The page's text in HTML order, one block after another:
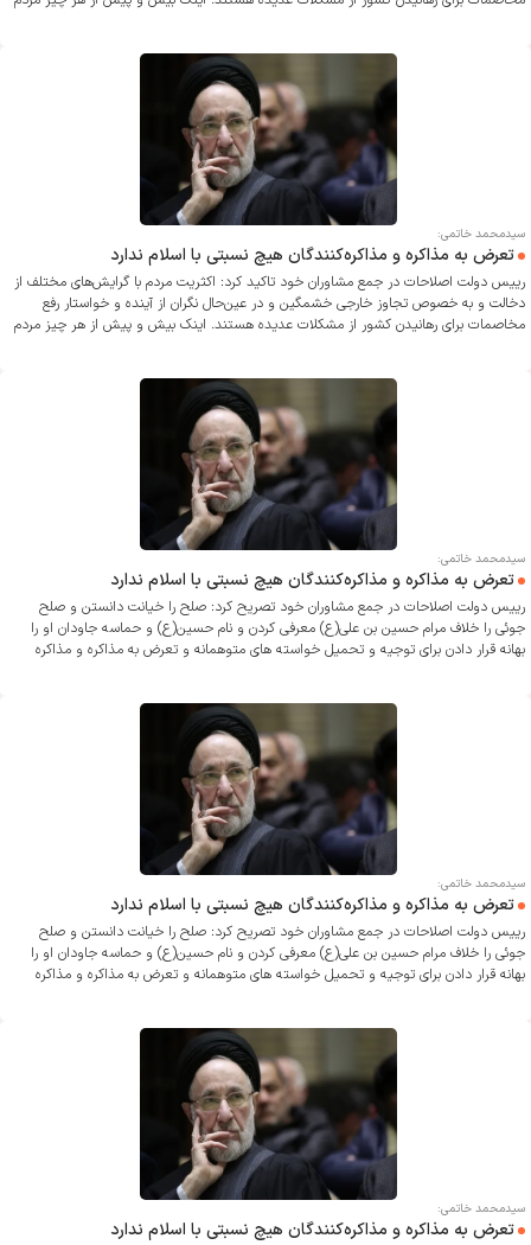
سیدمحمد خاتمی:
تعرض به مذاکره و مذاکره‌کنندگان هیچ نسبتی با اسلام ندارد
رییس دولت اصلاحات در جمع مشاوران خود تاکید کرد: اکثریت مردم با گرایش‌های مختلف از
دخالت و به خصوص تجاوز خارجی خشمگین و در عین‌حال نگران از آینده و خواستار رفع
مخاصمات برای رهانیدن کشور از مشکلات عدیده هستند. اینک بیش و پیش از هر چیز مردم
سیدمحمد خاتمی:
تعرض به مذاکره و مذاکره‌کنندگان هیچ نسبتی با اسلام ندارد
رییس دولت اصلاحات در جمع مشاوران خود تصریح کرد: صلح را خیانت دانستن و صلح
جوئی را خلاف مرام حسین بن علی(ع) معرفی کردن و نام حسین(ع) و حماسه جاودان او را
بهانه قرار دادن برای توجیه و تحمیل خواسته های متوهمانه و تعرض به مذاکره و مذاکره
سیدمحمد خاتمی:
تعرض به مذاکره و مذاکره‌کنندگان هیچ نسبتی با اسلام ندارد
رییس دولت اصلاحات در جمع مشاوران خود تصریح کرد: صلح را خیانت دانستن و صلح
جوئی را خلاف مرام حسین بن علی(ع) معرفی کردن و نام حسین(ع) و حماسه جاودان او را
بهانه قرار دادن برای توجیه و تحمیل خواسته های متوهمانه و تعرض به مذاکره و مذاکره
سیدمحمد خاتمی:
تعرض به مذاکره و مذاکره‌کنندگان هیچ نسبتی با اسلام ندارد